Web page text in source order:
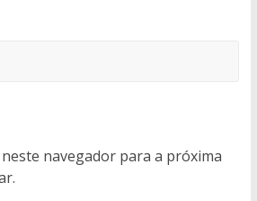
navegador para a próxima